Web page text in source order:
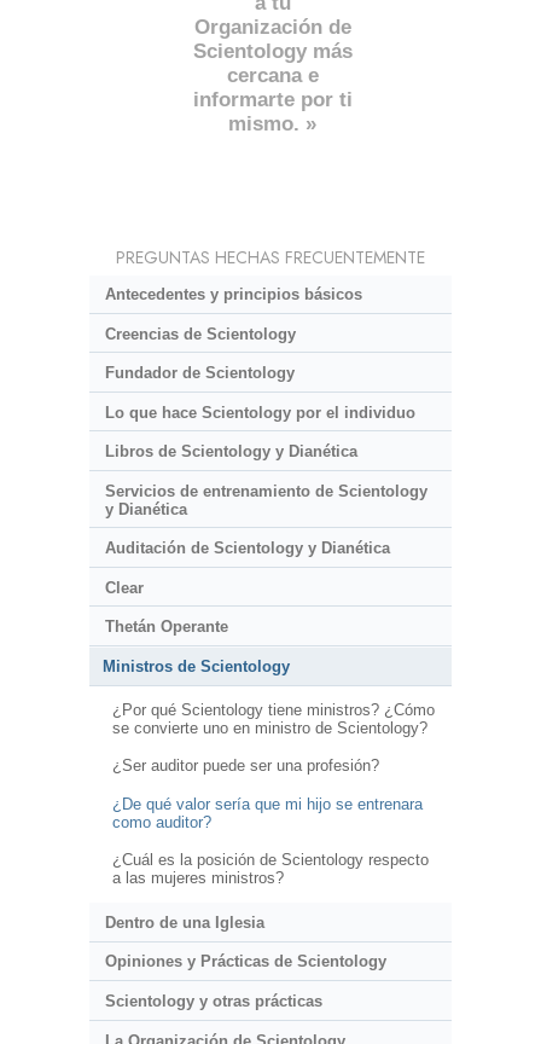
Organización de
Scientology más
cercana e
informarte por ti
mismo. »
PREGUNTAS HECHAS FRECUENTEMENTE
Antecedentes y principios básicos
Creencias de Scientology
Fundador de Scientology
Lo que hace Scientology por el individuo
Libros de Scientology y Dianética
Servicios de entrenamiento de Scientology
y Dianética
Auditación de Scientology y Dianética
Clear
Thetán Operante
Ministros de Scientology
¿Por qué Scientology tiene ministros? ¿Cómo
se convierte uno en ministro de Scientology?
¿Ser auditor puede ser una profesión?
¿De qué valor sería que mi hijo se entrenara
como auditor?
¿Cuál es la posición de Scientology respecto
a las mujeres ministros?
Dentro de una Iglesia
Opiniones y Prácticas de Scientology
Scientology y otras prácticas
La Organización de Scientology